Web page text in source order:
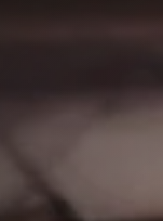
Holstebro